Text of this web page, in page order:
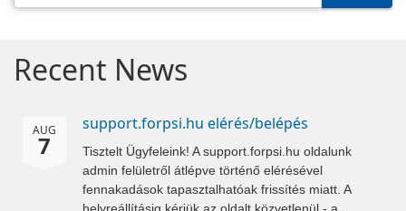
Recent News
AUG
7
support.forpsi.hu elérés/belépés
Tisztelt Ügyfeleink! A support.forpsi.hu oldalunk
admin felületről átlépve történő elérésével
fennakadások tapasztalhatóak frissítés miatt. A